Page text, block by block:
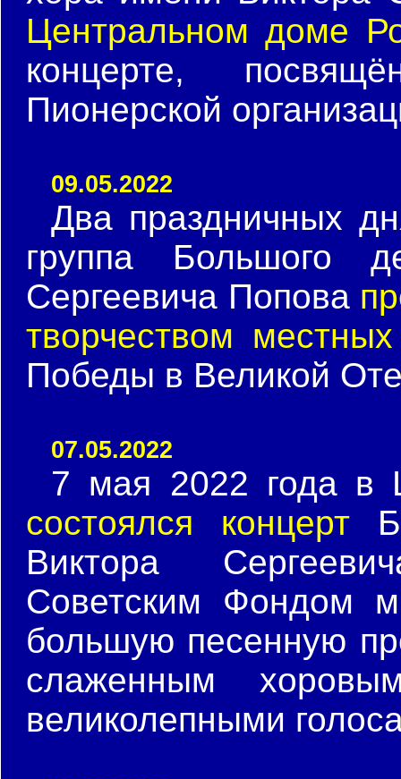
Центральном доме
концерте,
Пионерской
09.05.2022
Два праздничных
группа Большого
Сергеевича Попова
творчеством
Победы в Великой
07.05.2022
7 мая 2022 года в
состоялся концерт
Виктора
Советским Фондом
большую песенную
слаженным
великолепными